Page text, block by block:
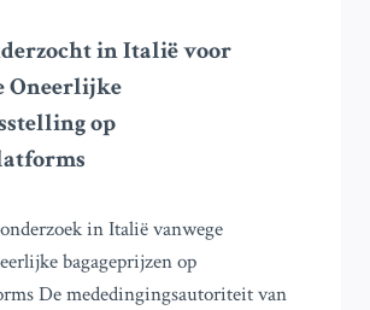
in Italië voor
Oneerlijke
op
in Italië vanwege
bagageprijzen op
De mededingingsautoriteit van